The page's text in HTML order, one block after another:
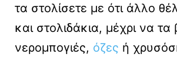
τα στολίσετε με ότι άλλο
και στολιδάκια, μέχρι να
νερομπογιές, όζες ή